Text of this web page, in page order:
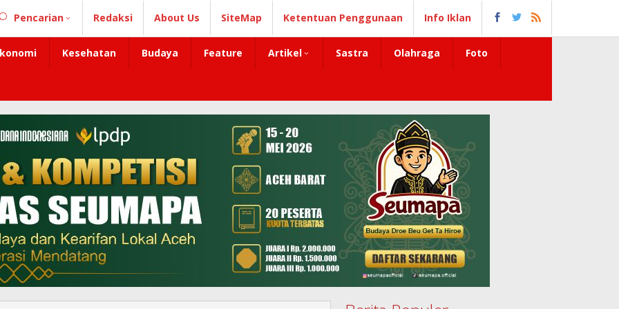
Pencarian Redaksi About Us SiteMap Ketentuan Penggunaan Info Iklan
Kesehatan Budaya Feature Artikel Sastra Olahraga Foto